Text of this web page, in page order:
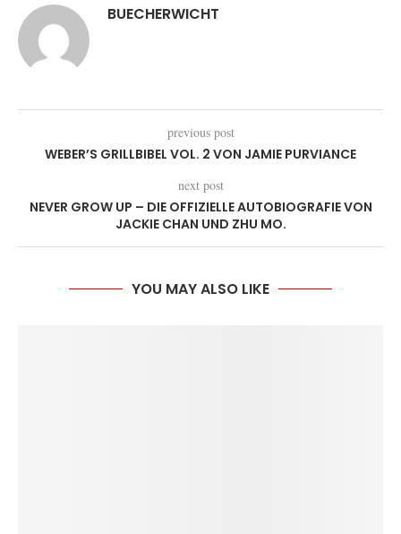
BUECHERWICHT
previous post
WEBER’S GRILLBIBEL VOL. 2 VON JAMIE PURVIANCE
next post
NEVER GROW UP – DIE OFFIZIELLE AUTOBIOGRAFIE VON
JACKIE CHAN UND ZHU MO.
YOU MAY ALSO LIKE